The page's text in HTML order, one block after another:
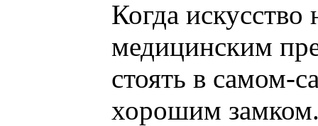
Когда искусство
медицинским
стоять в самом-
хорошим замком.